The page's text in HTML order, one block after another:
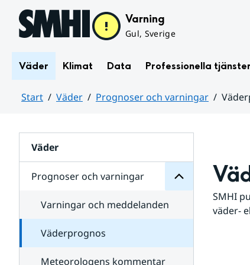
Hoppa till sidans innehåll Varning
Gul, Sverige
Väder Klimat Data Professionella tjänster
Start Väder Prognoser och varningar
Väder
Prognoser och varningar
för
varningar
Varningar och meddelanden
Väderprognos
Meteorologens kommentar
SMHI
väder-